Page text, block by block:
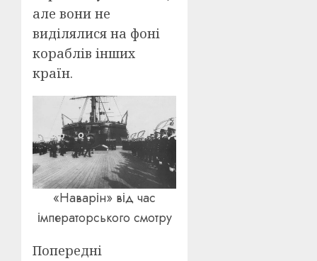
але вони не
виділялися на фоні
кораблів інших
країн.
«Наварін» від час
імператорського смотру
Попередні